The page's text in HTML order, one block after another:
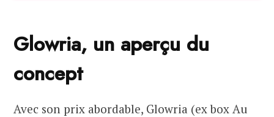
Glowria, un aperçu du
concept
Avec son prix abordable, Glowria (ex box Au